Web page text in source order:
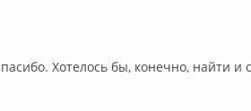
Хотелось бы, конечно, найти и